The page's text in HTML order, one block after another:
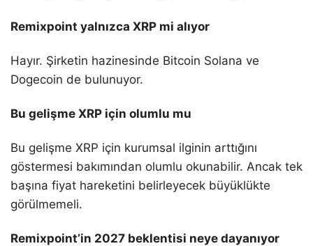
Remixpoint yalnızca XRP mi alıyor
Hayır. Şirketin hazinesinde Bitcoin Solana ve
Dogecoin de bulunuyor.
Bu gelişme XRP için olumlu mu
Bu gelişme XRP için kurumsal ilginin arttığını
göstermesi bakımından olumlu okunabilir. Ancak tek
başına fiyat hareketini belirleyecek büyüklükte
görülmemeli.
Remixpoint’in 2027 beklentisi neye dayanıyor